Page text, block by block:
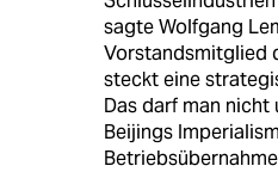
sagte Wolfgang
Vorstandsmitglied
steckt eine
Das darf man nicht
Beijings